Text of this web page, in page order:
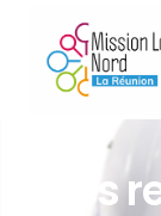
Les